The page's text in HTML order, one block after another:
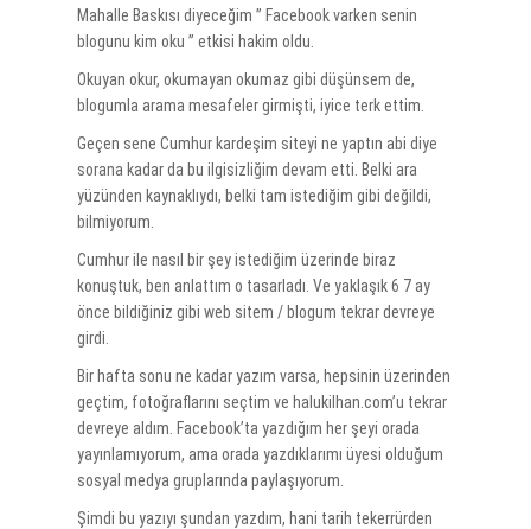
Mahalle Baskısı diyeceğim ” Facebook varken senin
blogunu kim oku ” etkisi hakim oldu.
Okuyan okur, okumayan okumaz gibi düşünsem de,
blogumla arama mesafeler girmişti, iyice terk ettim.
Geçen sene Cumhur kardeşim siteyi ne yaptın abi diye
sorana kadar da bu ilgisizliğim devam etti. Belki ara
yüzünden kaynaklıydı, belki tam istediğim gibi değildi,
bilmiyorum.
Cumhur ile nasıl bir şey istediğim üzerinde biraz
konuştuk, ben anlattım o tasarladı. Ve yaklaşık 6 7 ay
önce bildiğiniz gibi web sitem / blogum tekrar devreye
girdi.
Bir hafta sonu ne kadar yazım varsa, hepsinin üzerinden
geçtim, fotoğraflarını seçtim ve halukilhan.com’u tekrar
devreye aldım. Facebook’ta yazdığım her şeyi orada
yayınlamıyorum, ama orada yazdıklarımı üyesi olduğum
sosyal medya gruplarında paylaşıyorum.
Şimdi bu yazıyı şundan yazdım, hani tarih tekerrürden